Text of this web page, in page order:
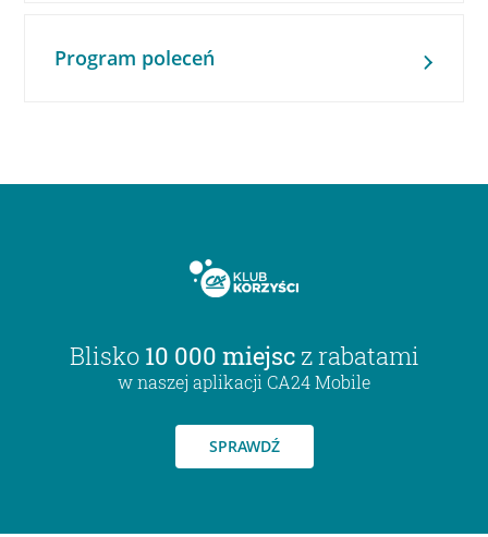
Program poleceń
Blisko 10 000 miejsc z rabatami
w naszej aplikacji CA24 Mobile
SPRAWDŹ